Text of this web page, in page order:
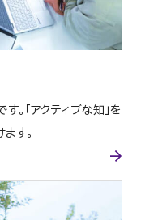
「アクティブな知」を
す。